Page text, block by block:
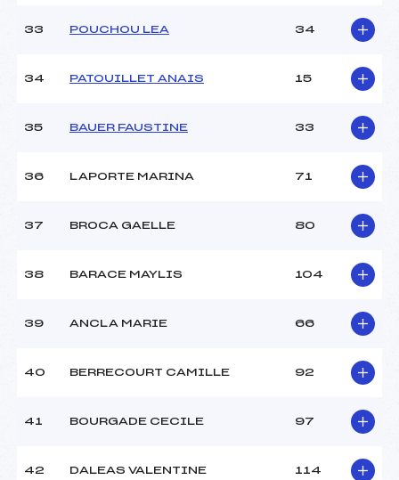
33 POUCHOU LEA 34
34 PATOUILLET ANAIS 15
35 BAUER FAUSTINE 33
36 LAPORTE MARINA 71
37 BROCA GAELLE 80
38 BARACE MAYLIS 104
39 ANCLA MARIE 66
40 BERRECOURT CAMILLE 92
41 BOURGADE CECILE 97
42 DALEAS VALENTINE 114